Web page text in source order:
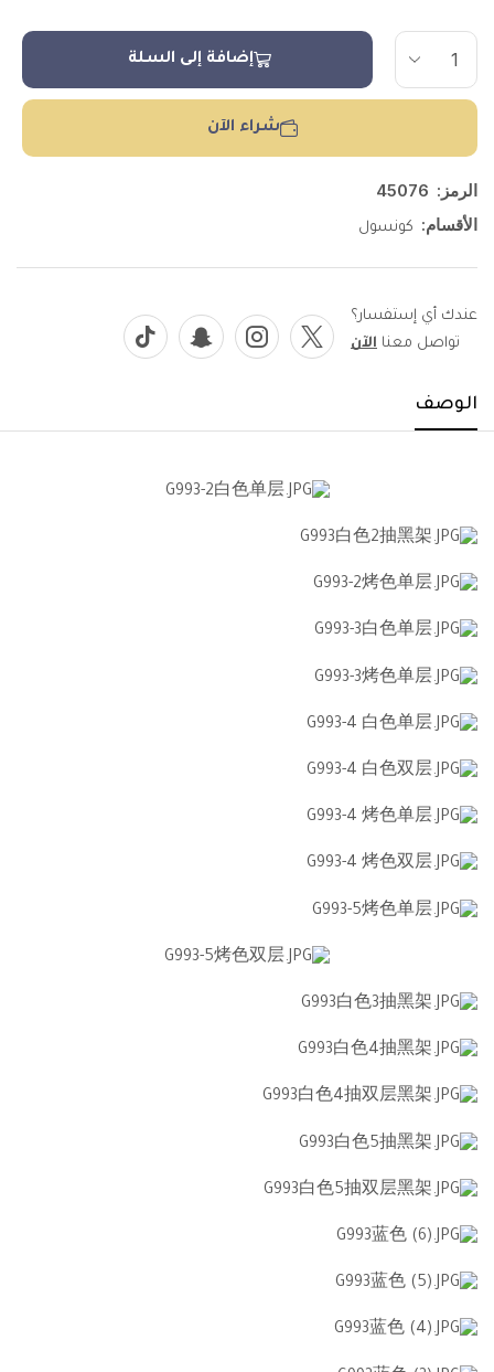
إضافة إلى السلة
شراء الآن
الرمز: 45076
الأقسام: كونسول
عندك أي إستفسار؟
تواصل معنا الآن
الوصف